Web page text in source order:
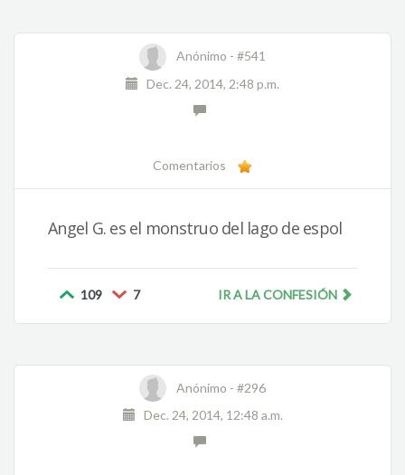
Anónimo - #541
Dec. 24, 2014, 2:48 p.m.
Comentarios
Angel G. es el monstruo del lago de espol
109 7 IR A LA CONFESIÓN
Anónimo - #296
Dec. 24, 2014, 12:48 a.m.